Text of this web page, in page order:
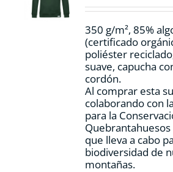
en
de
350 g/m², 85%
(certificado
poliéster
suave, capucha
cordón.
Al comprar esta
colaborando con
para la
Quebrantahuesos
que lleva a cabo
biodiversidad de
montañas.